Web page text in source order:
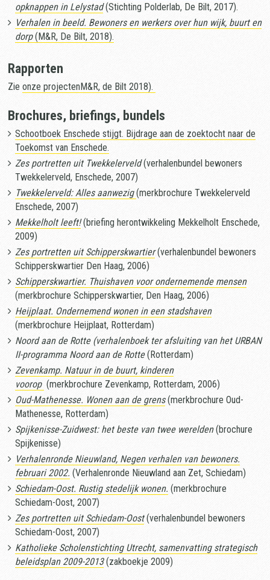
opknappen in Lelystad(Stichting Polderlab, De Bilt, 2017).
Verhalen in beeld. Bewoners en werkers over hun wijk, buurt en
dorp(M&R, De Bilt, 2018).
Rapporten
Zieonze projectenM&R, de Bilt 2018).
Brochures, briefings, bundels
Schootboek Enschede stijgt. Bijdrage aan de zoektocht naar de
Toekomst van Enschede.
Zes portretten uit Twekkelerveld(verhalenbundel bewoners
Twekkelerveld, Enschede, 2007)
Twekkelerveld: Alles aanwezig(merkbrochure Twekkelerveld
Enschede, 2007)
Mekkelholt leeft!(briefing herontwikkeling Mekkelholt Enschede,
2009)
Zes portretten uit Schipperskwartier(verhalenbundel bewoners
Schipperskwartier Den Haag, 2006)
Schipperskwartier. Thuishaven voor ondernemende mensen
(merkbrochure Schipperskwartier, Den Haag, 2006)
Heijplaat. Ondernemend wonen in een stadshaven
(merkbrochure Heijplaat, Rotterdam)
Noord aan de Rotte (verhalenboek ter afsluiting van het URBAN
II-programma Noord aan de Rotte(Rotterdam)
Zevenkamp. Natuur in de buurt, kinderen
voorop (merkbrochure Zevenkamp, Rotterdam, 2006)
Oud-Mathenesse. Wonen aan de grens(merkbrochure Oud-
Mathenesse, Rotterdam)
Spijkenisse-Zuidwest: het beste van twee werelden(brochure
Spijkenisse)
Verhalenronde Nieuwland, Negen verhalen van bewoners.
februari 2002. (Verhalenronde Nieuwland aan Zet, Schiedam)
Schiedam-Oost. Rustig stedelijk wonen. (merkbrochure
Schiedam-Oost, 2007)
Zes portretten uit Schiedam-Oost(verhalenbundel bewoners
Schiedam-Oost, 2007)
Katholieke Scholenstichting Utrecht, samenvatting strategisch
beleidsplan 2009-2013(zakboekje 2009)